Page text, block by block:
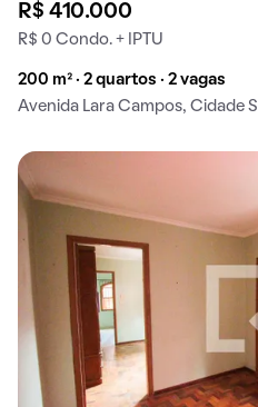
R$ 410.000
R$ 0 Condo. + IPTU
200 m² · 2 quartos · 2 vagas
Avenida Lara Campos, Cidade